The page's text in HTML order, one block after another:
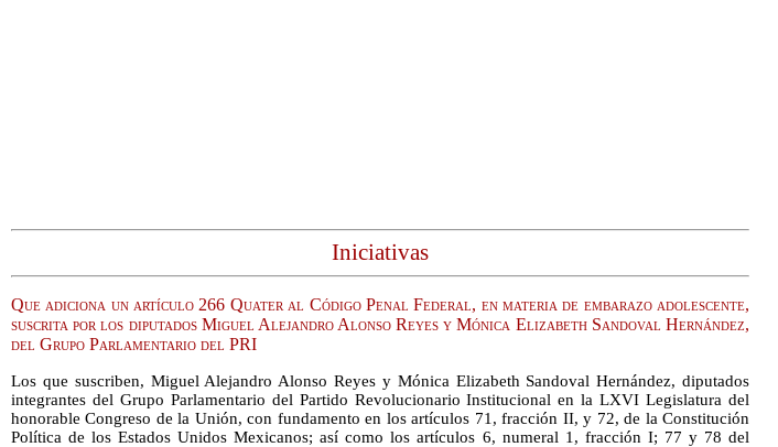
Iniciativas
Que adiciona un artículo 266 Quater al Código Penal Federal, en materia de embarazo adolescente,
suscrita por los diputados Miguel Alejandro Alonso Reyes y Mónica Elizabeth Sandoval Hernández,
del Grupo Parlamentario del PRI
Los que suscriben, Miguel Alejandro Alonso Reyes y Mónica Elizabeth Sandoval Hernández, diputados
integrantes del Grupo Parlamentario del Partido Revolucionario Institucional en la LXVI Legislatura del
honorable Congreso de la Unión, con fundamento en los artículos 71, fracción II, y 72, de la Constitución
Política de los Estados Unidos Mexicanos; así como los artículos 6, numeral 1, fracción I; 77 y 78 del